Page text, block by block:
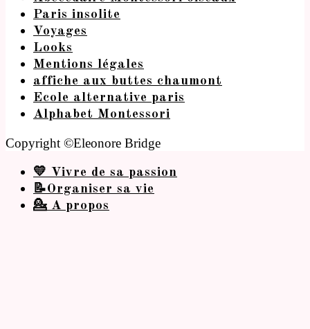
Paris insolite
Voyages
Looks
Mentions légales
affiche aux buttes chaumont
Ecole alternative paris
Alphabet Montessori
Copyright ©Eleonore Bridge
💛 Vivre de sa passion
📝Organiser sa vie
💁 A propos